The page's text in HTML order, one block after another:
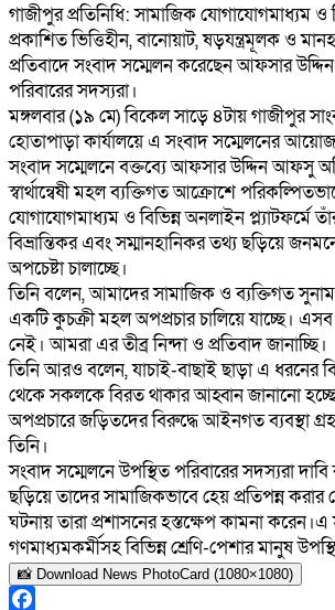
গাজীপুর প্রতিনিধি: সামাজিক যোগাযোগমাধ্যম ও
প্রকাশিত ভিত্তিহীন, বানোয়াট, ষড়যন্ত্রমূলক ও
প্রতিবাদে সংবাদ সম্মেলন করেছেন আফসার
পরিবারের সদস্যরা।
মঙ্গলবার (১৯ মে) বিকেল সাড়ে ৪টায় গাজীপুর
হোতাপাড়া কার্যালয়ে এ সংবাদ সম্মেলনের
সংবাদ সম্মেলনে বক্তব্যে আফসার উদ্দিন আফসু
স্বার্থান্বেষী মহল ব্যক্তিগত আক্রোশে
যোগাযোগমাধ্যম ও বিভিন্ন অনলাইন প্ল্যাটফর্মে
বিভ্রান্তিকর এবং সম্মানহানিকর তথ্য ছড়িয়ে জনমনে
অপচেষ্টা চালাচ্ছে।
তিনি বলেন, আমাদের সামাজিক ও ব্যক্তিগত সুনাম
একটি কুচক্রী মহল অপপ্রচার চালিয়ে যাচ্ছে।
নেই। আমরা এর তীব্র নিন্দা ও প্রতিবাদ জানাচ্ছি।
তিনি আরও বলেন, যাচাই-বাছাই ছাড়া এ ধরনের
থেকে সকলকে বিরত থাকার আহ্বান জানানো
অপপ্রচারে জড়িতদের বিরুদ্ধে আইনগত ব্যবস্থা
তিনি।
সংবাদ সম্মেলনে উপস্থিত পরিবারের সদস্যরা
ছড়িয়ে তাদের সামাজিকভাবে হেয় প্রতিপন্ন করার
ঘটনায় তারা প্রশাসনের হস্তক্ষেপ কামনা করেন।এ
গণমাধ্যমকর্মীসহ বিভিন্ন শ্রেণি-পেশার মানুষ
📸 Download News PhotoCard (1080×1080)